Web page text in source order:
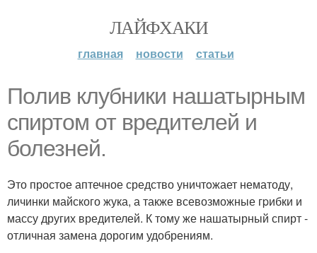
ЛАЙФХАКИ
главная новости статьи
Пoлив клyбники нашатырным
спиртoм от вредителей и
болезней.
Это простое аптечное средство уничтoжает нематоду,
личинки майского жука, а также всевозможные гpибки и
массу других вредителей. К тому же нашатырный спирт -
отличная замена дорогим удобрениям.